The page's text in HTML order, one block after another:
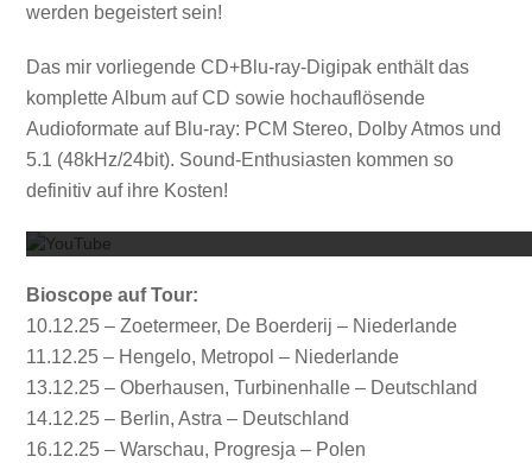
werden begeistert sein!
Das mir vorliegende CD+Blu-ray-Digipak enthält das
komplette Album auf CD sowie hochauflösende
Audioformate auf Blu-ray: PCM Stereo, Dolby Atmos und
5.1 (48kHz/24bit). Sound-Enthusiasten kommen so
definitiv auf ihre Kosten!
Bioscope auf Tour:
10.12.25 – Zoetermeer, De Boerderij – Niederlande
11.12.25 – Hengelo, Metropol – Niederlande
13.12.25 – Oberhausen, Turbinenhalle – Deutschland
14.12.25 – Berlin, Astra – Deutschland
16.12.25 – Warschau, Progresja – Polen